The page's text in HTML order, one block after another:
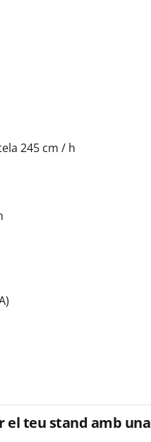
245 cm / h
el teu stand amb una